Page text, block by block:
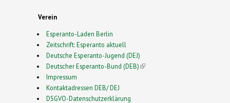
Verein
Esperanto-Laden Berlin
Zeitschrift: Esperanto aktuell
Deutsche Esperanto-Jugend (DEJ)
Deutscher Esperanto-Bund (DEB)(link is external)
Impressum
Kontaktadressen DEB/ DEJ
DSGVO-Datenschutzerklärung